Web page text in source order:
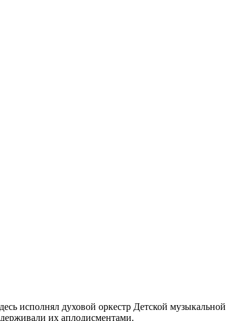
исполнял духовой оркестр Детской музыкальной
их аплодисментами.